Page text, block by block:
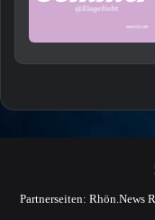
Partnerseiten: Rhön.News